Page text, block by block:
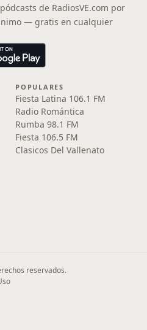
de RadiosVE.com por
— gratis en cualquier
POPULARES
Fiesta Latina 106.1 FM
Radio Romántica
Rumba 98.1 FM
Fiesta 106.5 FM
Clasicos Del Vallenato
reservados.